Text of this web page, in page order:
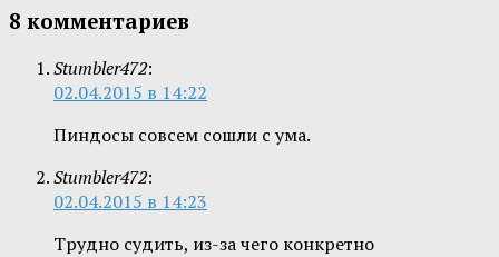
8 комментариев
Stumbler472:
02.04.2015 в 14:22
Пиндосы совсем сошли с ума.
Stumbler472:
02.04.2015 в 14:23
Трудно судить, из-за чего конкретно